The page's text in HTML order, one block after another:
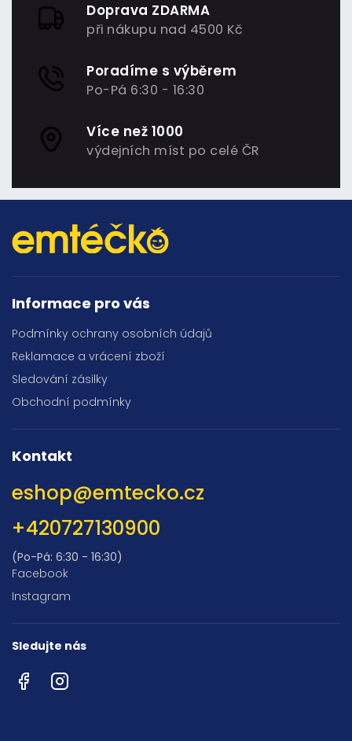
Doprava ZDARMA
při nákupu nad 4500 Kč
Poradíme s výběrem
Po-Pá 6:30 - 16:30
Více než 1000
výdejních míst po celé ČR
Informace pro vás
Podmínky ochrany osobních údajů
Reklamace a vrácení zboží
Sledování zásilky
Obchodní podmínky
Kontakt
eshop@emtecko.cz
+420727130900
(Po-Pá: 6:30 - 16:30)
Facebook
Instagram
Sledujte nás
FacebookInstagram